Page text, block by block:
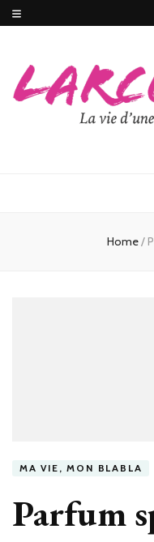
Home/
MA VIE, MON BLABLA
Parfum